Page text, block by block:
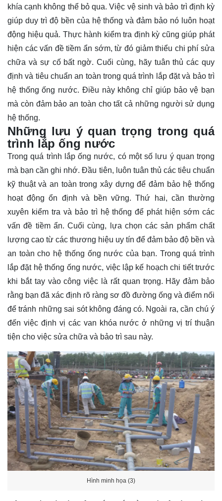
khía cạnh không thể bỏ qua. Việc vệ sinh và bảo trì định kỳ
giúp duy trì độ bền của hệ thống và đảm bảo nó luôn hoạt
động hiệu quả. Thực hành kiểm tra định kỳ cũng giúp phát
hiện các vấn đề tiềm ẩn sớm, từ đó giảm thiểu chi phí sửa
chữa và sự cố bất ngờ. Cuối cùng, hãy tuân thủ các quy
định và tiêu chuẩn an toàn trong quá trình lắp đặt và bảo trì
hệ thống ống nước. Điều này không chỉ giúp bảo vệ bạn
mà còn đảm bảo an toàn cho tất cả những người sử dụng
hệ thống.
Những lưu ý quan trọng trong quá
trình lắp ống nước
Trong quá trình lắp ống nước, có một số lưu ý quan trọng
mà bạn cần ghi nhớ. Đầu tiên, luôn tuân thủ các tiêu chuẩn
kỹ thuật và an toàn trong xây dựng để đảm bảo hệ thống
hoạt động ổn định và bền vững. Thứ hai, cần thường
xuyên kiểm tra và bảo trì hệ thống để phát hiện sớm các
vấn đề tiềm ẩn. Cuối cùng, lựa chọn các sản phẩm chất
lượng cao từ các thương hiệu uy tín để đảm bảo độ bền và
an toàn cho hệ thống ống nước của bạn. Trong quá trình
lắp đặt hệ thống ống nước, việc lập kế hoạch chi tiết trước
khi bắt tay vào công việc là rất quan trọng. Hãy đảm bảo
rằng bạn đã xác định rõ ràng sơ đồ đường ống và điểm nối
để tránh những sai sót không đáng có. Ngoài ra, cần chú ý
đến việc định vị các van khóa nước ở những vị trí thuận
tiện cho việc sửa chữa và bảo trì sau này.
Hình minh họa (3)